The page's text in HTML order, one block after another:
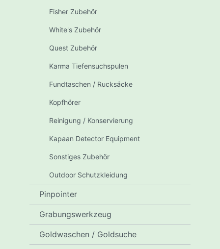
Fisher Zubehör
White's Zubehör
Quest Zubehör
Karma Tiefensuchspulen
Fundtaschen / Rucksäcke
Kopfhörer
Reinigung / Konservierung
Kapaan Detector Equipment
Sonstiges Zubehör
Outdoor Schutzkleidung
Pinpointer
Grabungswerkzeug
Goldwaschen / Goldsuche